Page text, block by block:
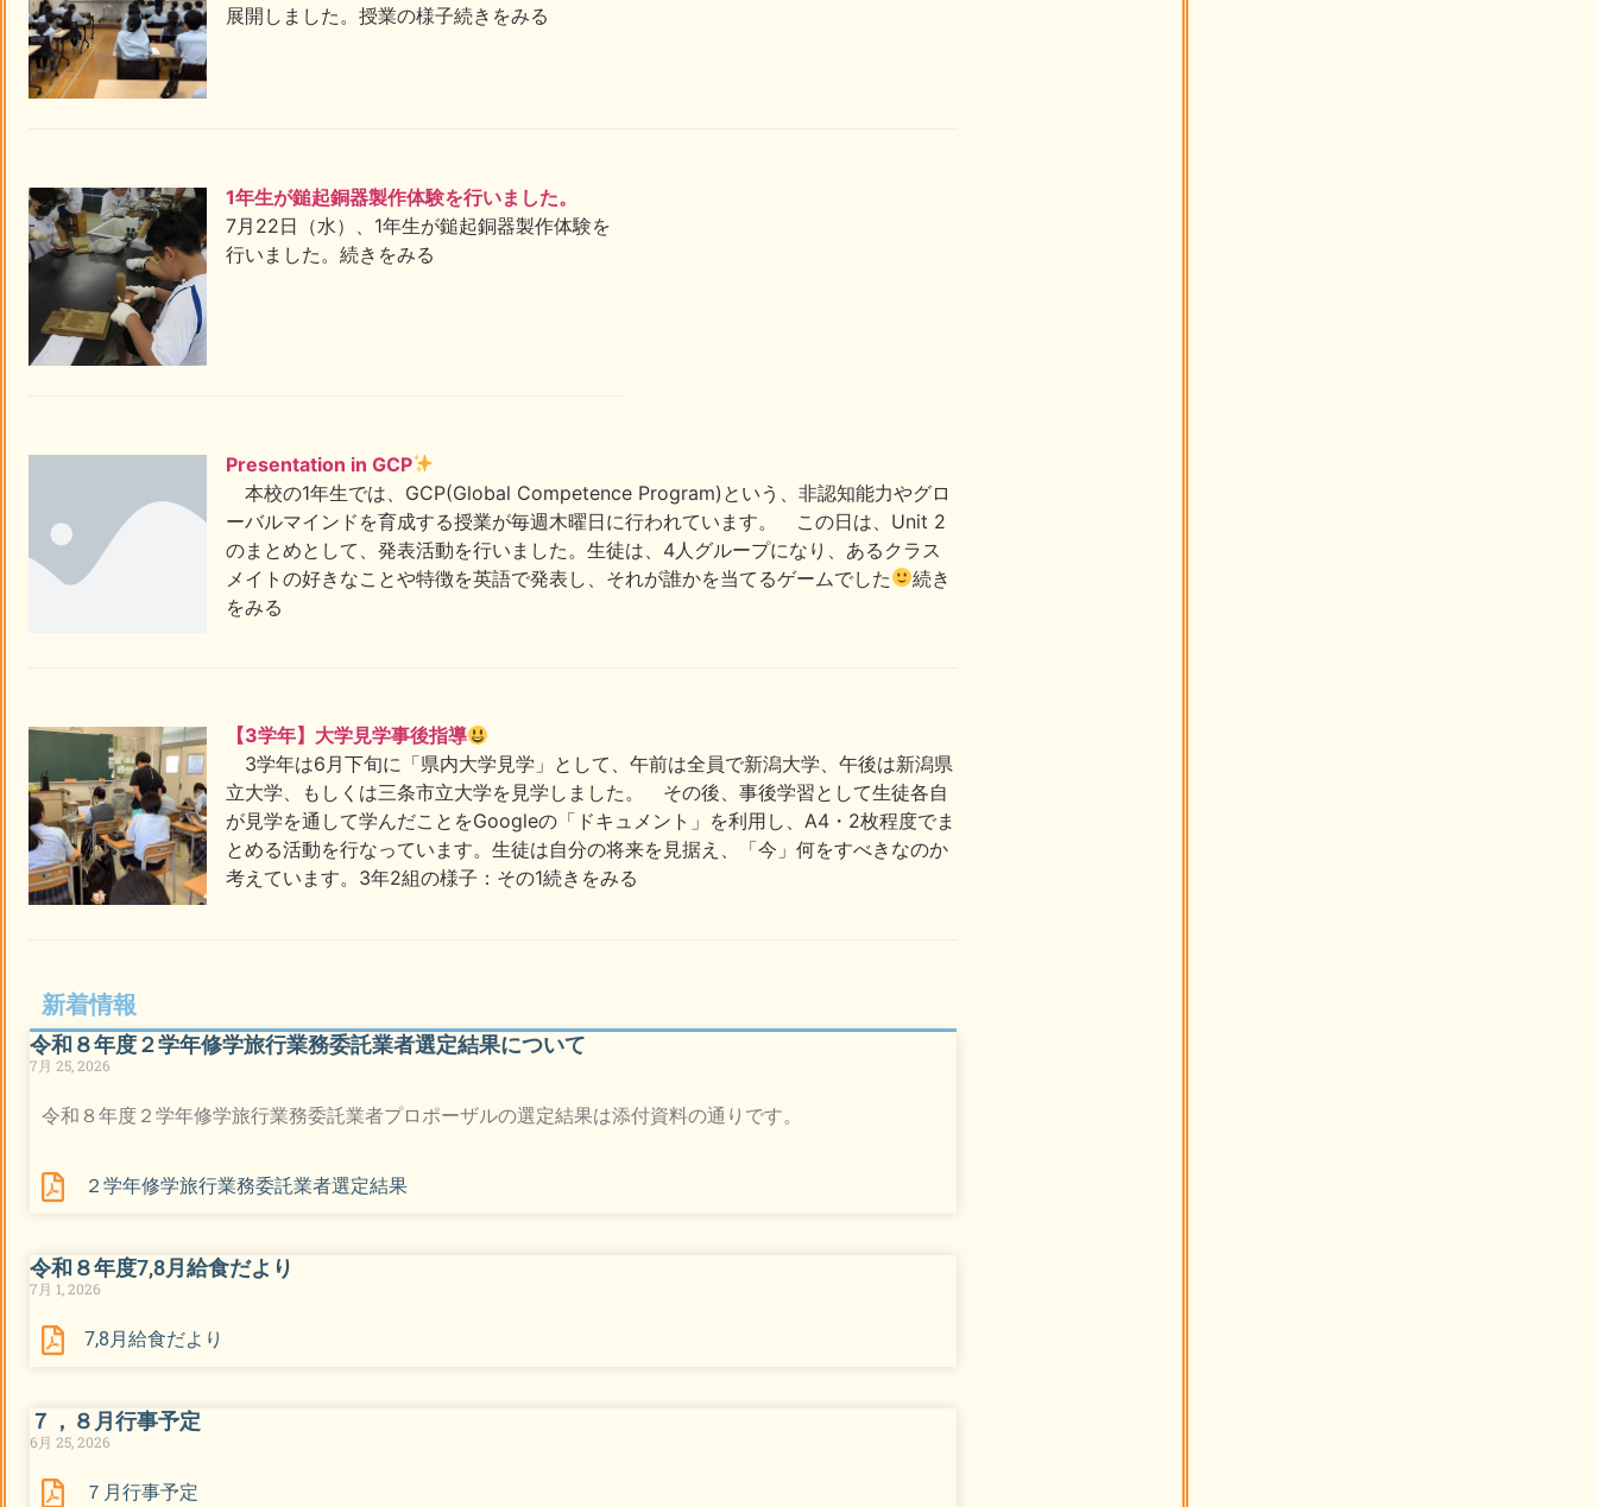
展開しました。授業の様子続きをみる
1年生が鎚起銅器製作体験を行いました。
7月22日（水）、1年生が鎚起銅器製作体験を
行いました。続きをみる
Presentation in GCP
本校の1年生では、GCP(Global Competence Program)という、非認知能力やグロ
ーバルマインドを育成する授業が毎週木曜日に行われています。 この日は、Unit 2
のまとめとして、発表活動を行いました。生徒は、4人グループになり、あるクラス
メイトの好きなことや特徴を英語で発表し、それが誰かを当てるゲームでした
続き
をみる
【3学年】大学見学事後指導
3学年は6月下旬に「県内大学見学」として、午前は全員で新潟大学、午後は新潟県
立大学、もしくは三条市立大学を見学しました。 その後、事後学習として生徒各自
が見学を通して学んだことをGoogleの「ドキュメント」を利用し、A4・2枚程度でま
とめる活動を行なっています。生徒は自分の将来を見据え、「今」何をすべきなのか
考えています。3年2組の様子：その1続きをみる
新着情報
令和８年度２学年修学旅行業務委託業者選定結果について
7月 25, 2026
令和８年度２学年修学旅行業務委託業者プロポーザルの選定結果は添付資料の通りです。
２学年修学旅行業務委託業者選定結果
令和８年度7,8月給食だより
7月 1, 2026
7,8月給食だより
７，８月行事予定
6月 25, 2026
７月行事予定